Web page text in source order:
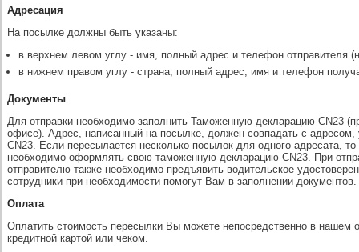
Адресация
На посылке должны быть указаны:
в верхнем левом углу - имя, полный адрес и телефон отправителя
в нижнем правом углу - страна, полный адрес, имя и телефон
Документы
Для отправки необходимо заполнить Таможенную декларацию CN23
офисе). Адрес, написанный на посылке, должен совпадать с адресом,
CN23. Если пересылается несколько посылок для одного адресата,
необходимо оформлять свою таможенную декларацию CN23. При
отправителю также необходимо предъявить водительское
сотрудники при необходимости помогут Вам в заполнении документов.
Оплата
Оплатить стоимость пересылки Вы можете непосредственно в нашем
кредитной картой или чеком.